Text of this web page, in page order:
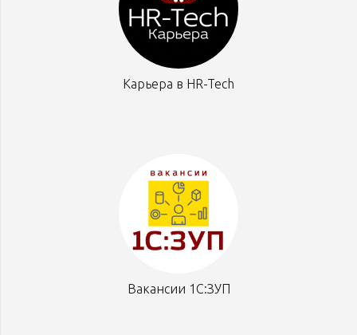
Карьера в HR-Tech
Вакансии 1С:ЗУП